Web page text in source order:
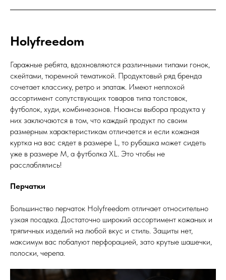
Holyfreedom
Гаражные ребята, вдохновляются различными типами гонок,
скейтами, тюремной тематикой. Продуктовый ряд бренда
сочетает классику, ретро и эпатаж. Имеют неплохой
ассортимент сопутствующих товаров типа толстовок,
футболок, худи, комбинезонов. Нюансы выбора продукта у
них заключаются в том, что каждый продукт по своим
размерным характеристикам отличается и если кожаная
куртка на вас сядет в размере L, то рубашка может сидеть
уже в размере М, а футболка XL. Это чтобы не
расслаблялись!
Перчатки
Большинство перчаток Holyfreedom отличает относительно
узкая посадка. Достаточно широкий ассортимент кожаных и
тряпичных изделий на любой вкус и стиль. Защиты нет,
максимум вас побалуют перфорацией, зато крутые шашечки,
полоски, черепа.